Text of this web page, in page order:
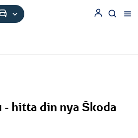
hitta din nya Škoda